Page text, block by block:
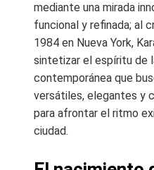
mediante una mirada
funcional y refinada; al
1984 en Nueva York,
sintetizar el espíritu de
contemporánea que
versátiles, elegantes y
para afrontar el ritmo
ciudad.